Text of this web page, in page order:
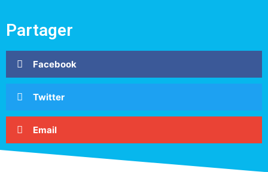
Partager
Facebook
Twitter
Email